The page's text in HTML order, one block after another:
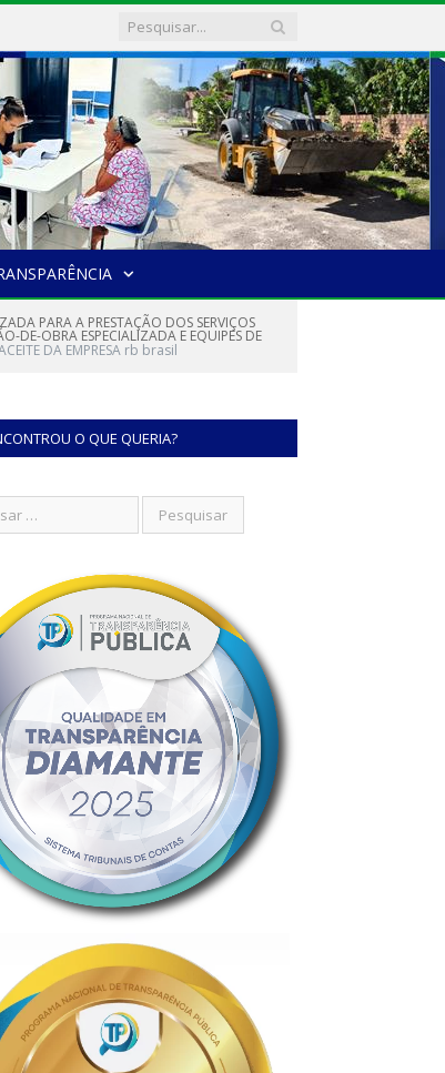
PARA A PRESTAÇÃO DOS SERVIÇOS
DE-OBRA ESPECIALIZADA E EQUIPES DE
DA EMPRESA rb brasil
O QUE QUERIA?